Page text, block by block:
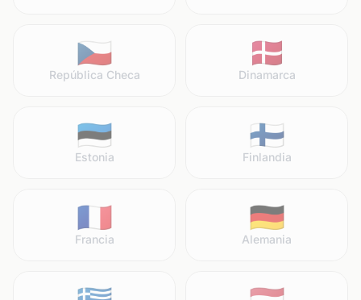
🇨🇿
República Checa
🇩🇰
Dinamarca
🇪🇪
Estonia
🇫🇮
Finlandia
🇫🇷
Francia
🇩🇪
Alemania